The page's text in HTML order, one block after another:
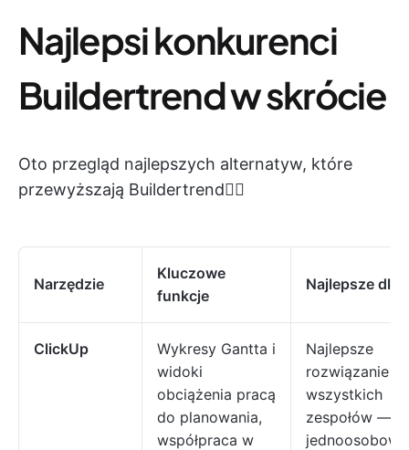
Najlepsi konkurenci
Buildertrend w skrócie
Oto przegląd najlepszych alternatyw, które
przewyższają Buildertrend👇🏽
Narzędzie
Kluczowe
funkcje
Najlepsze dla
ClickUp
Wykresy Gantta i
widoki
obciążenia pracą
do planowania,
współpraca w
Najlepsze
rozwiązanie
wszystkich
zespołów —